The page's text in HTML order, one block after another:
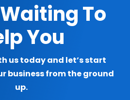
To
You
us today and let’s start
business from the ground
up.